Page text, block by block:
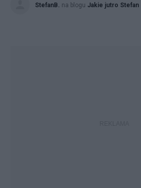
StefanB. na blogu Jakie jutro Stefan